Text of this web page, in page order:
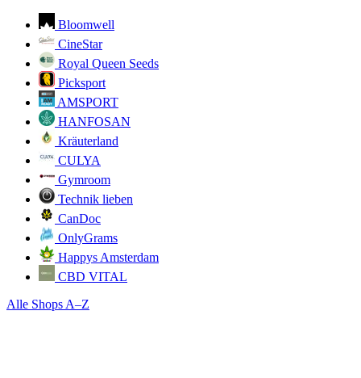
Bloomwell
CineStar
Royal Queen Seeds
Picksport
AMSPORT
HANFOSAN
Kräuterland
CULYA
Gymroom
Technik lieben
CanDoc
OnlyGrams
Happys Amsterdam
CBD VITAL
Alle Shops A–Z